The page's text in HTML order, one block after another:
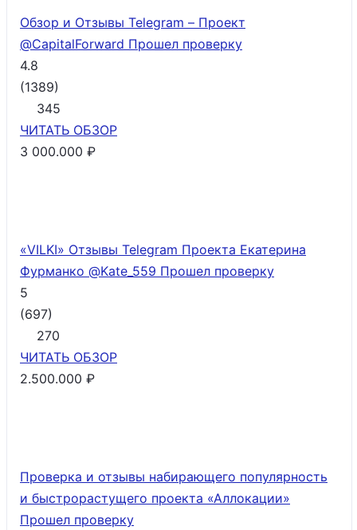
Обзор и Отзывы Telegram – Проект
@CapitalForward Прошел проверку
4.8
(1389)
345
ЧИТАТЬ ОБЗОР
3 000.000 ₽
«VILKI» Отзывы Telegram Проекта Екатерина
Фурманко @Kate_559 Прошел проверку
5
(697)
270
ЧИТАТЬ ОБЗОР
2.500.000 ₽
Проверка и отзывы набирающего популярность
и быстрорастущего проекта «Аллокации»
Прошел проверку